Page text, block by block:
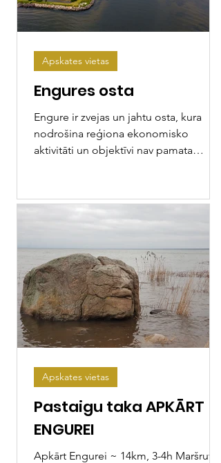
Engures osta
Engure ir zvejas un jahtu osta, kura
nodrošina reģiona ekonomisko
aktivitāti un objektīvi nav pamata
Apskates vietas
Pastaigu taka APKĀRT
ENGUREI
Apkārt Engurei ~ 14km, 3-4h Maršruts ir
Apskates vietas